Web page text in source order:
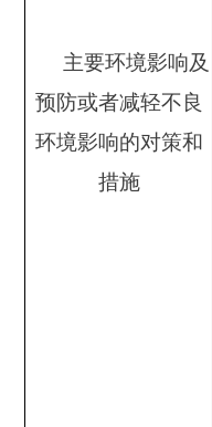
主要环境影响及
预防或者减轻不良
环境影响的对策和
措施